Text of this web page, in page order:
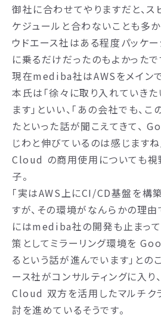
御社に合わせてやりますだと、ス
ケジュールと合わないことも多か
ウドエース社はある程度パッケ
に乗るだけだったのもよかったで
現在mediba社はAWSをメイン
本氏は「徐々に取り入れていき
ます」といい、「あの会社でも、
たといった話が聞こえてきて、
じわと伸びているのは感じます
Cloud の商用使用についても視
子。
「実はAWS上にCI/CD基盤を構
すが、その環境がなんらかの理
にはmediba社の開発も止まって
策としてミラーリング環境を
るという話が進んでいます」との
ース社がコンサルティングに入り
Cloud 双方を活用したマルチク
討を進めているそうです。